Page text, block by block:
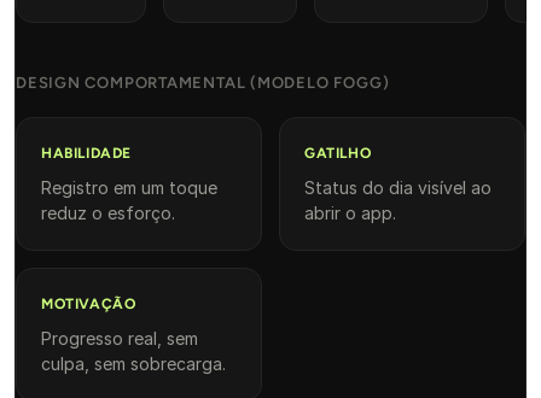
DESIGN COMPORTAMENTAL (MODELO FOGG)
HABILIDADE
Registro em um toque
reduz o esforço.
GATILHO
Status do dia visível ao
abrir o app.
MOTIVAÇÃO
Progresso real, sem
culpa, sem sobrecarga.